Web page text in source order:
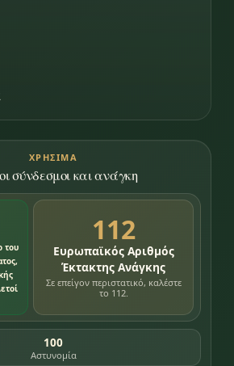
ΧΡΉΣΙΜΑ
σύνδεσμοι και ανάγκη
του
112
Ευρωπαϊκός Αριθμός
Έκτακτης Ανάγκης
Σε επείγον περιστατικό, καλέστε
το 112.
100
Αστυνομία